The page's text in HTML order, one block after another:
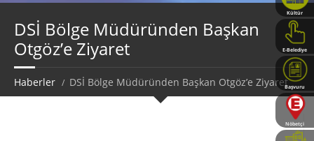
Kültür
Haritası
E-Belediye
Başvuru
Rehberi
Nöbetçi
Eczaneler
DSİ Bölge Müdüründen Başkan
Otgöz’e Ziyaret
Haberler DSİ Bölge Müdüründen Başkan Otgöz’e Ziyaret